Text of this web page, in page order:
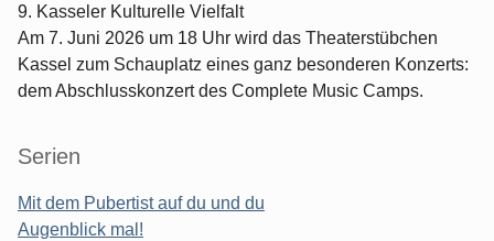
9. Kasseler Kulturelle Vielfalt
Am 7. Juni 2026 um 18 Uhr wird das Theaterstübchen
Kassel zum Schauplatz eines ganz besonderen Konzerts:
dem Abschlusskonzert des Complete Music Camps.
Serien
Mit dem Pubertist auf du und du
Augenblick mal!